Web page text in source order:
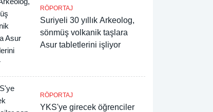
RÖPORTAJ
Suriyeli 30 yıllık Arkeolog,
sönmüş volkanik taşlara
Asur tabletlerini işliyor
RÖPORTAJ
YKS'ye girecek öğrenciler